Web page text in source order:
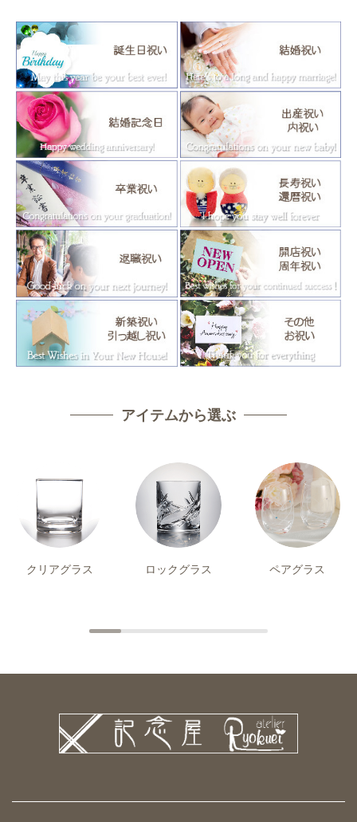
アイテムから選ぶ
クリアグラス ロックグラス ペアグラス